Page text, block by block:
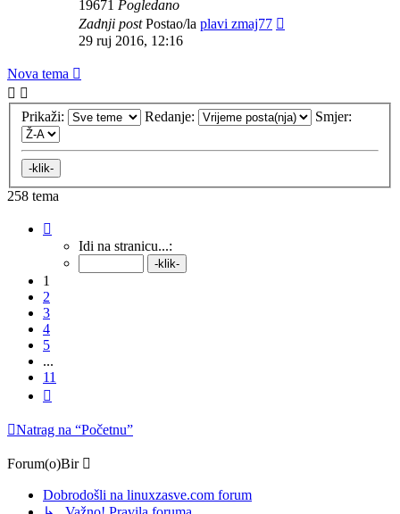
19671 Pogledano
Zadnji postPostao/la plavi zmaj77
29 ruj 2016, 12:16
Nova tema
Prikaži: Redanje: Smjer:
258 tema
11 Idi na stranicu...:
1
2
3
4
5
...
11
Natrag na “Početnu”
Forum(o)Bir
Dobrodošli na linuxzasve.com forum